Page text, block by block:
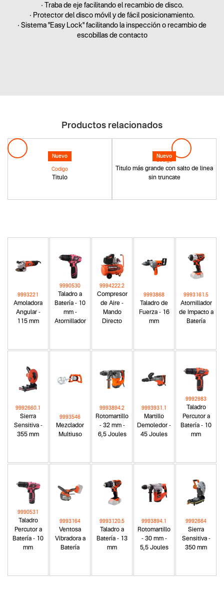
• Traba de eje facilitando el recambio de disco.
• Protector del disco móvil y de fácil posicionamiento.
• Sistema "Easy Lock" facilitando la inspección o recambio de
escobillas de contacto
Productos relacionados
Nuevo
Titulo
Codigo
Nuevo
Titulo más grande con salto de linea
sin truncate
Amoladora
Angular -
115 mm
9993221
Taladro a
Batería - 10
mm -
Atornillador
9990530
Compresor
de Aire -
Mando
Directo
9994222.2
Taladro de
Fuerza - 16
mm
9993868
Atornillador
de Impacto a
Batería
9993161.5
Sierra
Sensitiva -
355 mm
9992660.1
Mezclador
Multiuso
9993546
Rotomartillo
- 32 mm -
6,5 Joules
9993894.2
Martillo
Demoledor -
45 Joules
9993931.1
Taladro
Percutor a
Batería - 10
mm
9992983
Taladro
Percutor a
Batería - 10
mm
9990531
Ventosa
Vibradora a
Batería
9993164
Taladro a
Batería - 13
mm
9993120.5
Rotomartillo
- 30 mm -
5,5 Joules
9993894.1
Sierra
Sensitiva -
350 mm
9992664